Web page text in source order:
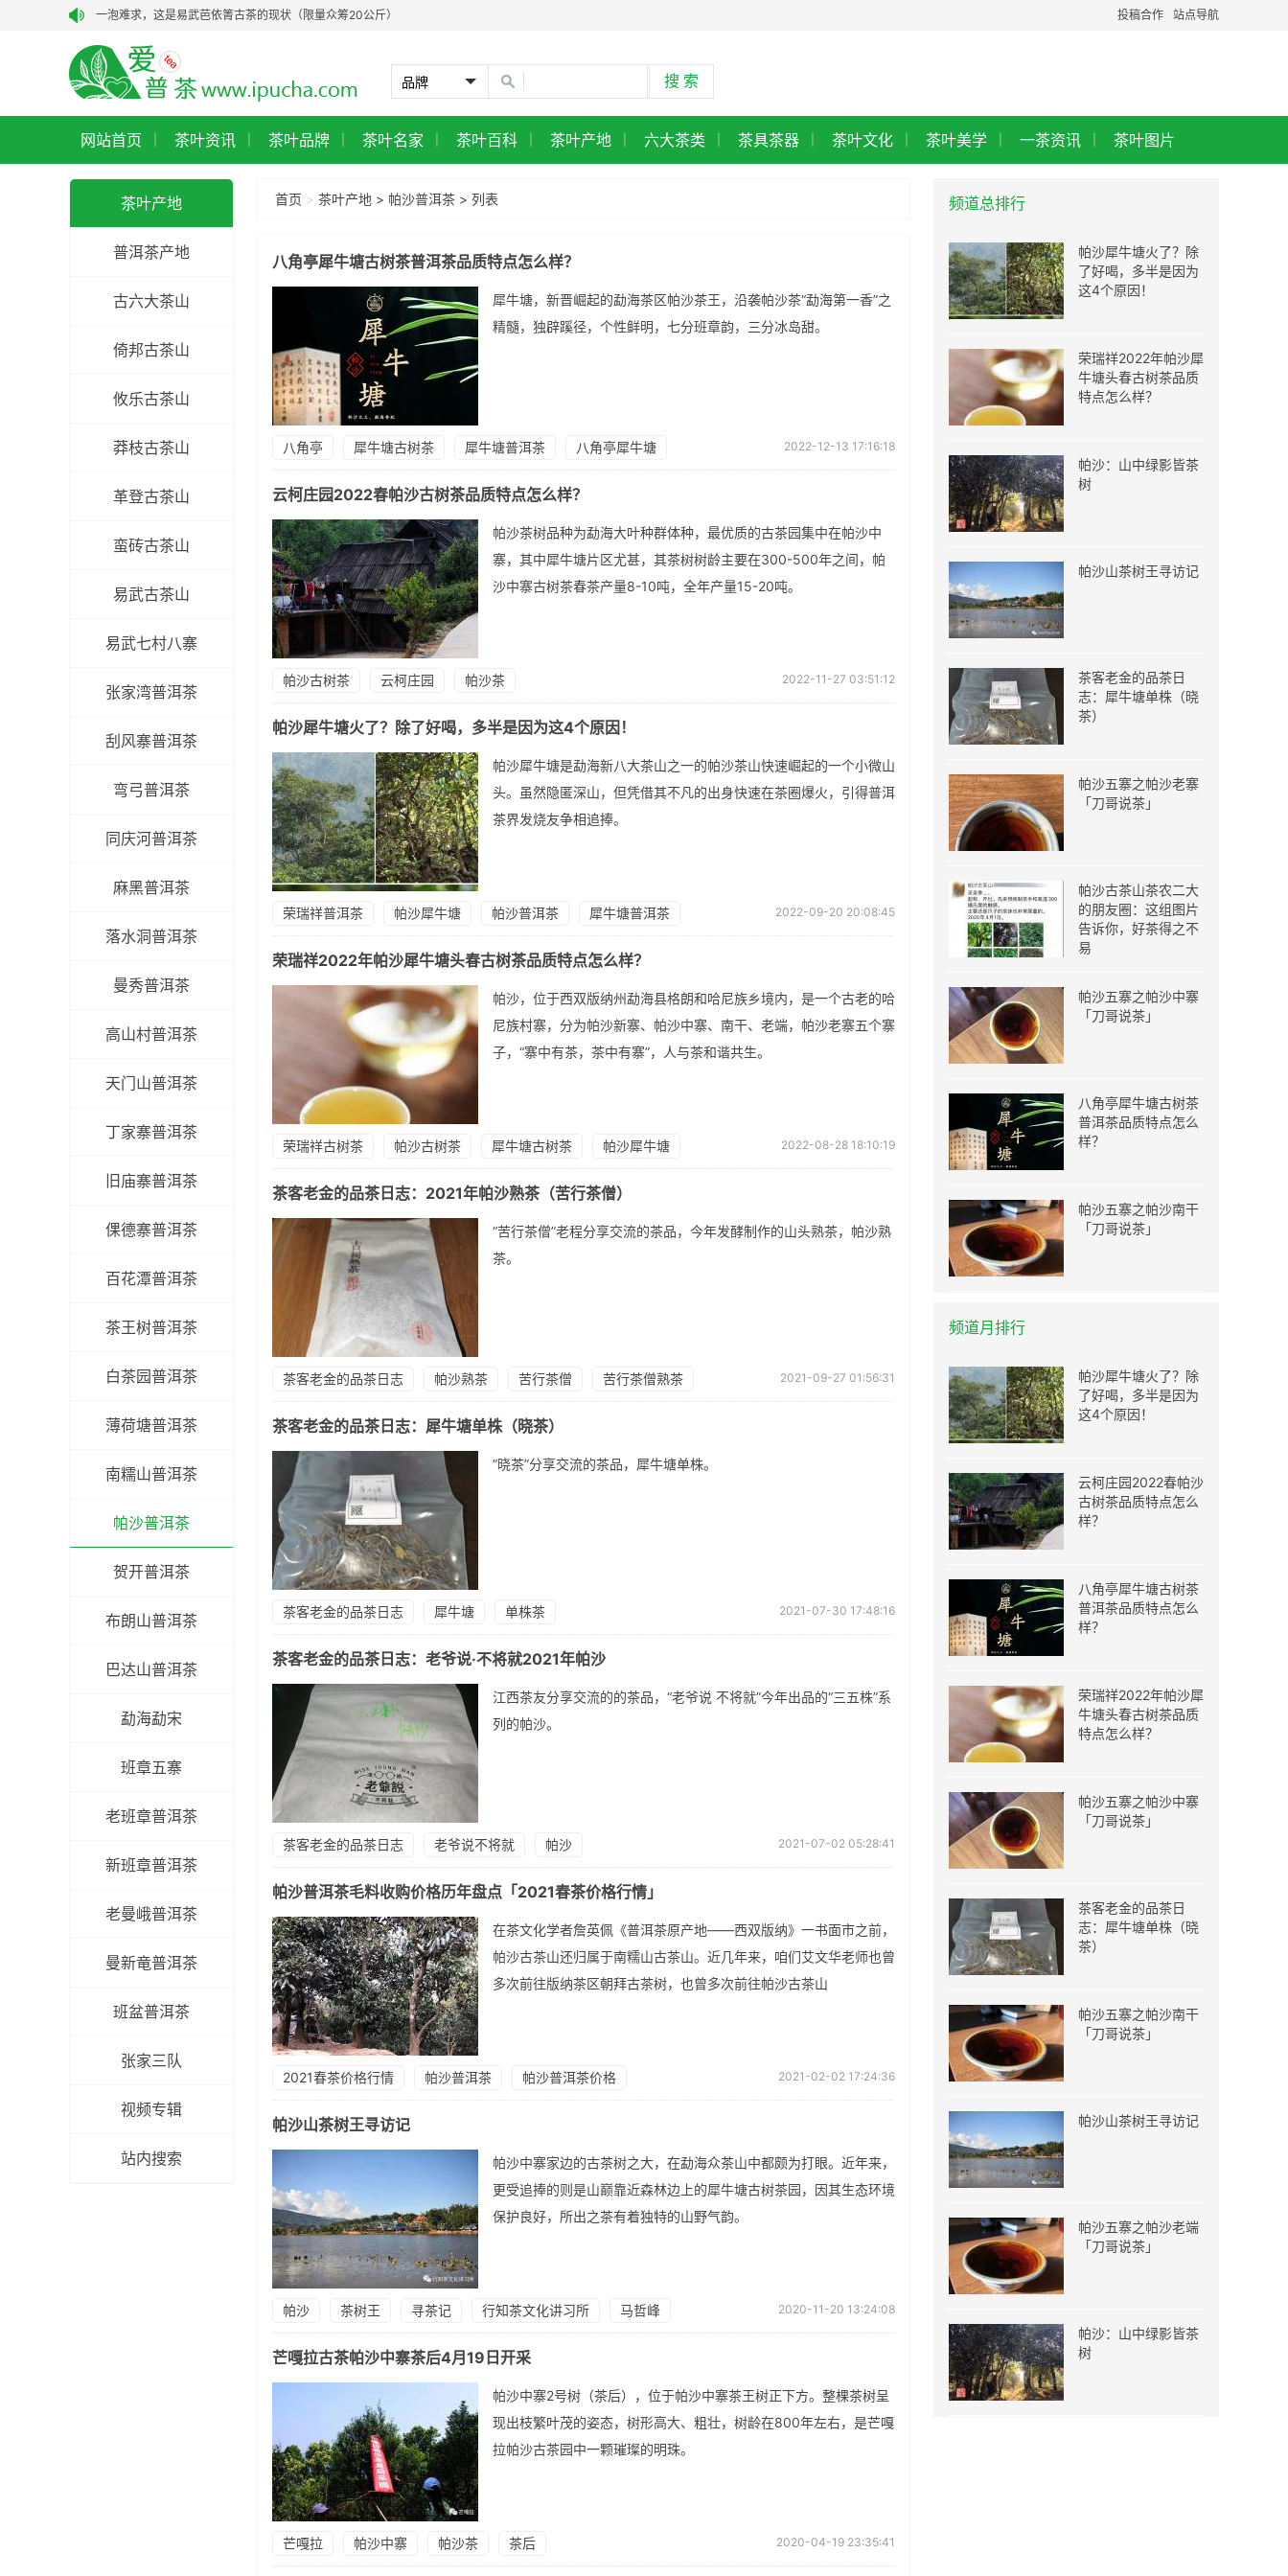
一泡难求，这是易武芭依箐古茶的现状（限量众筹20公斤）
龑王家薄荷塘古树茶品大结集：2015—2022年（福利多多）
艾老师选茶：汤香恋人，高性价比老生茶【私藏茶2006年易武醇香沱】
龑王牌2021年蓝版普洱茶、红版普洱茶价格查询直通车（12月）
龑王牌2023年蓝版普洱茶、红版普洱茶价格查询直通车（1月）
站点导航
投稿合作
网站首页 茶叶资讯 茶叶品牌 茶叶名家 茶叶百科 茶叶产地 六大茶类 茶具茶器 茶叶文化 茶叶美学 一茶资讯 茶叶图片
茶叶产地
普洱茶产地
古六大茶山
倚邦古茶山
攸乐古茶山
莽枝古茶山
革登古茶山
蛮砖古茶山
易武古茶山
易武七村八寨
张家湾普洱茶
刮风寨普洱茶
弯弓普洱茶
同庆河普洱茶
麻黑普洱茶
落水洞普洱茶
曼秀普洱茶
高山村普洱茶
天门山普洱茶
丁家寨普洱茶
旧庙寨普洱茶
倮德寨普洱茶
百花潭普洱茶
茶王树普洱茶
白茶园普洱茶
薄荷塘普洱茶
南糯山普洱茶
帕沙普洱茶
贺开普洱茶
布朗山普洱茶
巴达山普洱茶
勐海勐宋
班章五寨
老班章普洱茶
新班章普洱茶
老曼峨普洱茶
曼新竜普洱茶
班盆普洱茶
张家三队
视频专辑
站内搜索
首页 > 茶叶产地 > 帕沙普洱茶 > 列表
八角亭犀牛塘古树茶普洱茶品质特点怎么样？
犀牛塘，新晋崛起的勐海茶区帕沙茶王，沿袭帕沙茶“勐海第一香”之
精髓，独辟蹊径，个性鲜明，七分班章韵，三分冰岛甜。
八角亭 犀牛塘古树茶 犀牛塘普洱茶 八角亭犀牛塘 2022-12-13 17:16:18
云柯庄园2022春帕沙古树茶品质特点怎么样？
帕沙茶树品种为勐海大叶种群体种，最优质的古茶园集中在帕沙中
寨，其中犀牛塘片区尤甚，其茶树树龄主要在300-500年之间，帕
沙中寨古树茶春茶产量8-10吨，全年产量15-20吨。
帕沙古树茶 云柯庄园 帕沙茶 2022-11-27 03:51:12
帕沙犀牛塘火了？除了好喝，多半是因为这4个原因！
帕沙犀牛塘是勐海新八大茶山之一的帕沙茶山快速崛起的一个小微山
头。虽然隐匿深山，但凭借其不凡的出身快速在茶圈爆火，引得普洱
茶界发烧友争相追捧。
荣瑞祥普洱茶 帕沙犀牛塘 帕沙普洱茶 犀牛塘普洱茶 2022-09-20 20:08:45
荣瑞祥2022年帕沙犀牛塘头春古树茶品质特点怎么样？
帕沙，位于西双版纳州勐海县格朗和哈尼族乡境内，是一个古老的哈
尼族村寨，分为帕沙新寨、帕沙中寨、南干、老端，帕沙老寨五个寨
子，“寨中有茶，茶中有寨”，人与茶和谐共生。
荣瑞祥古树茶 帕沙古树茶 犀牛塘古树茶 帕沙犀牛塘 2022-08-28 18:10:19
茶客老金的品茶日志：2021年帕沙熟茶（苦行茶僧）
“苦行茶僧”老程分享交流的茶品，今年发酵制作的山头熟茶，帕沙熟
茶。
茶客老金的品茶日志 帕沙熟茶 苦行茶僧 苦行茶僧熟茶 2021-09-27 01:56:31
茶客老金的品茶日志：犀牛塘单株（晓茶）
“晓茶”分享交流的茶品，犀牛塘单株。
茶客老金的品茶日志 犀牛塘 单株茶 2021-07-30 17:48:16
茶客老金的品茶日志：老爷说·不将就2021年帕沙
江西茶友分享交流的的茶品，“老爷说 不将就”今年出品的“三五株”系
列的帕沙。
茶客老金的品茶日志 老爷说不将就 帕沙 2021-07-02 05:28:41
帕沙普洱茶毛料收购价格历年盘点「2021春茶价格行情」
在茶文化学者詹英佩《普洱茶原产地——西双版纳》一书面市之前，
帕沙古茶山还归属于南糯山古茶山。近几年来，咱们艾文华老师也曾
多次前往版纳茶区朝拜古茶树，也曾多次前往帕沙古茶山
2021春茶价格行情 帕沙普洱茶 帕沙普洱茶价格 2021-02-02 17:24:36
帕沙山茶树王寻访记
帕沙中寨家边的古茶树之大，在勐海众茶山中都颇为打眼。近年来，
更受追捧的则是山巅靠近森林边上的犀牛塘古树茶园，因其生态环境
保护良好，所出之茶有着独特的山野气韵。
帕沙 茶树王 寻茶记 行知茶文化讲习所 马哲峰 2020-11-20 13:24:08
芒嘎拉古茶帕沙中寨茶后4月19日开采
帕沙中寨2号树（茶后），位于帕沙中寨茶王树正下方。整棵茶树呈
现出枝繁叶茂的姿态，树形高大、粗壮，树龄在800年左右，是芒嘎
拉帕沙古茶园中一颗璀璨的明珠。
芒嘎拉 帕沙中寨 帕沙茶 茶后 2020-04-19 23:35:41
频道总排行
帕沙犀牛塘火了？除
了好喝，多半是因为
这4个原因！
荣瑞祥2022年帕沙犀
牛塘头春古树茶品质
特点怎么样？
帕沙：山中绿影皆茶
树
帕沙山茶树王寻访记
茶客老金的品茶日
志：犀牛塘单株（晓
茶）
帕沙五寨之帕沙老寨
「刀哥说茶」
帕沙古茶山茶农二大
的朋友圈：这组图片
告诉你，好茶得之不
易
帕沙五寨之帕沙中寨
「刀哥说茶」
八角亭犀牛塘古树茶
普洱茶品质特点怎么
样？
帕沙五寨之帕沙南干
「刀哥说茶」
频道月排行
帕沙犀牛塘火了？除
了好喝，多半是因为
这4个原因！
云柯庄园2022春帕沙
古树茶品质特点怎么
样？
八角亭犀牛塘古树茶
普洱茶品质特点怎么
样？
荣瑞祥2022年帕沙犀
牛塘头春古树茶品质
特点怎么样？
帕沙五寨之帕沙中寨
「刀哥说茶」
茶客老金的品茶日
志：犀牛塘单株（晓
茶）
帕沙五寨之帕沙南干
「刀哥说茶」
帕沙山茶树王寻访记
帕沙五寨之帕沙老端
「刀哥说茶」
帕沙：山中绿影皆茶
树